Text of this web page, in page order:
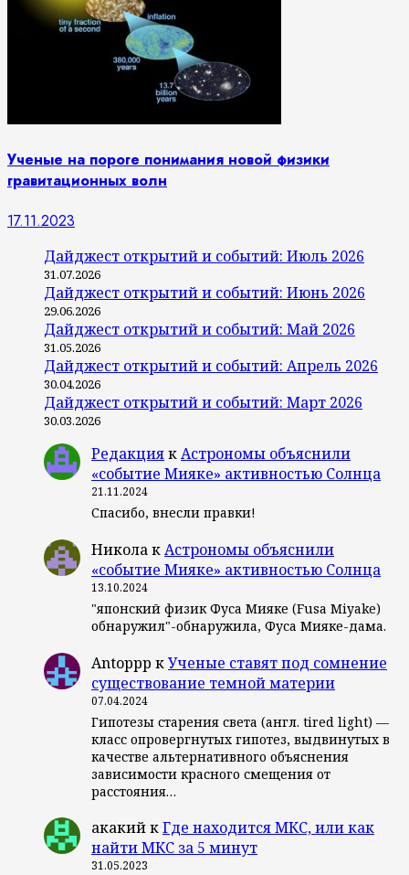
Ученые на пороге понимания новой физики
гравитационных волн
17.11.2023
Дайджест открытий и событий: Июль 2026
31.07.2026
Дайджест открытий и событий: Июнь 2026
29.06.2026
Дайджест открытий и событий: Май 2026
31.05.2026
Дайджест открытий и событий: Апрель 2026
30.04.2026
Дайджест открытий и событий: Март 2026
30.03.2026
РедакциякАстрономы объяснили
«событие Мияке» активностью Солнца
21.11.2024
Спасибо, внесли правки!
НиколакАстрономы объяснили
«событие Мияке» активностью Солнца
13.10.2024
"японский физик Фуса Мияке (Fusa Miyake)
обнаружил"-обнаружила, Фуса Мияке-дама.
Antoppp кУченые ставят под сомнение
существование темной материи
07.04.2024
Гипотезы старения света (англ. tired light) —
класс опровергнутых гипотез, выдвинутых в
качестве альтернативного объяснения
зависимости красного смещения от
расстояния…
акакийкГде находится МКС, или как
найти МКС за 5 минут
31.05.2023